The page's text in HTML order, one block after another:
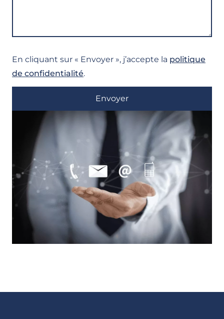
En cliquant sur « Envoyer », j’accepte la politique
de confidentialité.
Envoyer